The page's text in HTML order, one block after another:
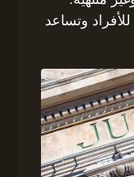
للأفراد وتساعد